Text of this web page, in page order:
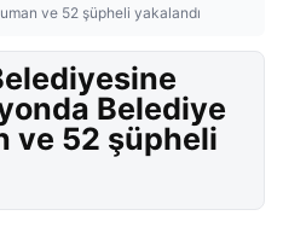
ve 52 şüpheli yakalandı
Belediye
ve 52 şüpheli